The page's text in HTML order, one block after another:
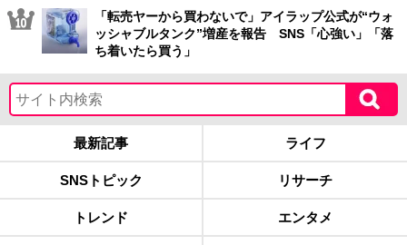
「転売ヤーから買わないで」アイラップ公式が“ウォ
ッシャブルタンク”増産を報告 SNS「心強い」「落
ち着いたら買う」
最新記事 ライフ
SNSトピック リサーチ
トレンド エンタメ